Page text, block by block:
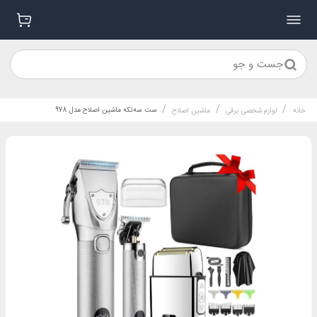
جست و جو
خانه / لوازم شخصی برقی / ماشین اصلاح / ست سه‌تکه ماشین اصلاح مدل 978